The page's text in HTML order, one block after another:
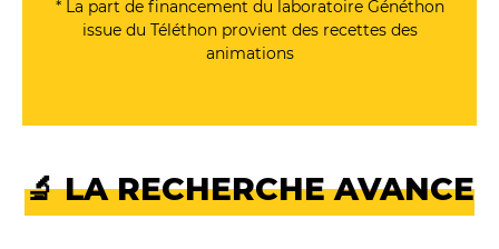
* La part de financement du laboratoire Généthon
issue du Téléthon provient des recettes des
animations
🔬 LA RECHERCHE AVANCE